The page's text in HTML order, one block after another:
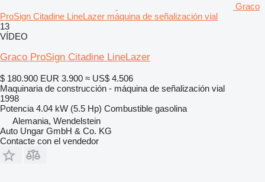
Graco
ProSign Citadine LineLazer máquina de señalización vial
13
VÍDEO
Graco ProSign Citadine LineLazer
$ 180.900 EUR 3.900 ≈ US$ 4.506
Maquinaria de construcción - máquina de señalización vial
1998
Potencia 4.04 kW (5.5 Hp) Combustible gasolina
Alemania, Wendelstein
Auto Ungar GmbH & Co. KG
Contacte con el vendedor